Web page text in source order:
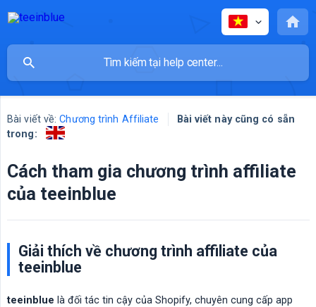
Bài viết về: Chương trình Affiliate
Bài viết này cũng có sẵn
trong:
Cách tham gia chương trình affiliate
của teeinblue
Giải thích về chương trình affiliate của
teeinblue
teeinblue là đối tác tin cậy của Shopify, chuyên cung cấp app